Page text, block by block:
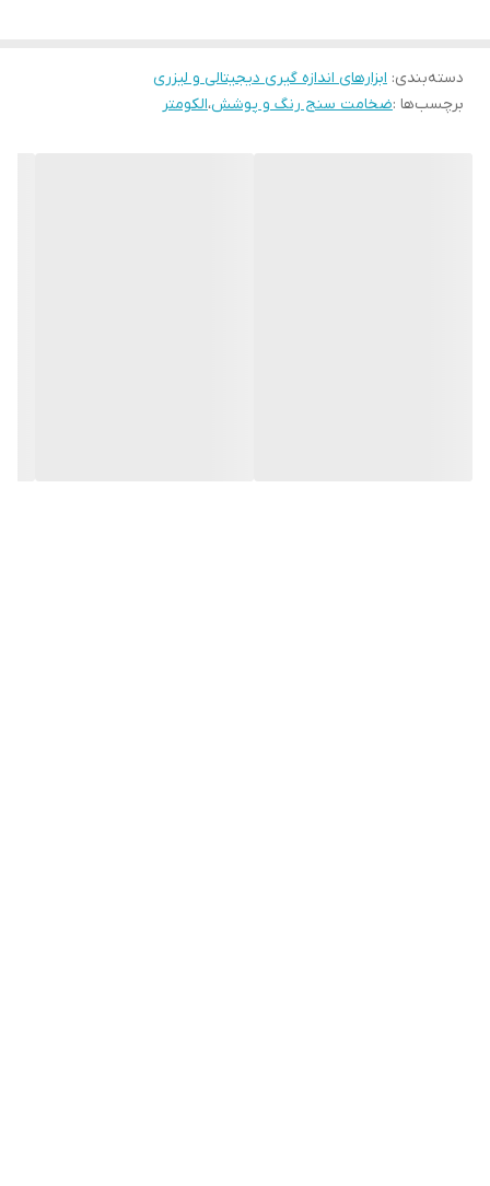
دسته‌بندی: ابزارهای اندازه گیری دیجیتالی و لیزری
برچسب‌ها :ضخامت سنج رنگ و پوشش،الکومتر